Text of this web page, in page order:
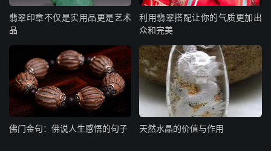
翡翠印章不仅是实用品更是艺术
品
利用翡翠搭配让你的气质更加出
众和完美
佛门金句：佛说人生感悟的句子 天然水晶的价值与作用